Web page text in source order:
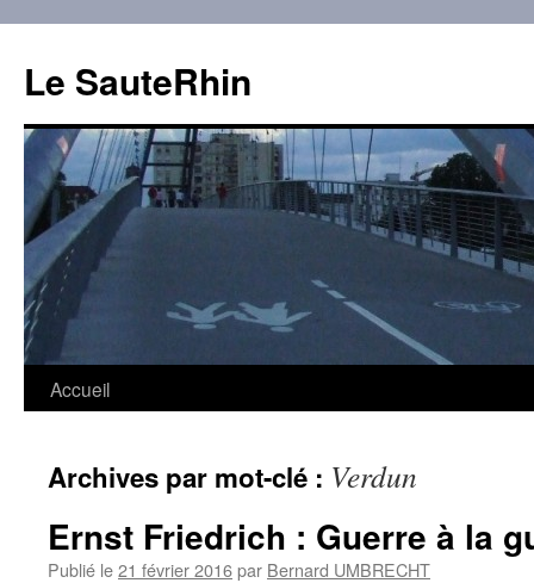
contenu
Le SauteRhin
Accueil
Archives par mot-clé : Verdun
Ernst Friedrich : Guerre à la
Publié le21 février 2016par Bernard UMBRECHT